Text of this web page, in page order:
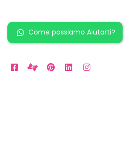
Come possiamo Aiutarti?